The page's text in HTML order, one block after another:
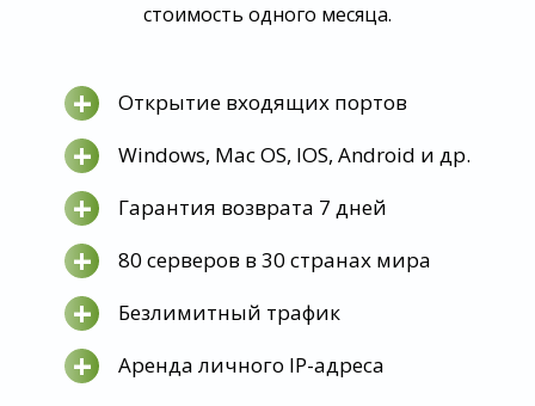
стоимость одного месяца.
+ Открытие входящих портов
+ Windows, Mac OS, IOS, Android и др.
+ Гарантия возврата 7 дней
+ 80 серверов в 30 странах мира
+ Безлимитный трафик
+ Аренда личного IP-адреса